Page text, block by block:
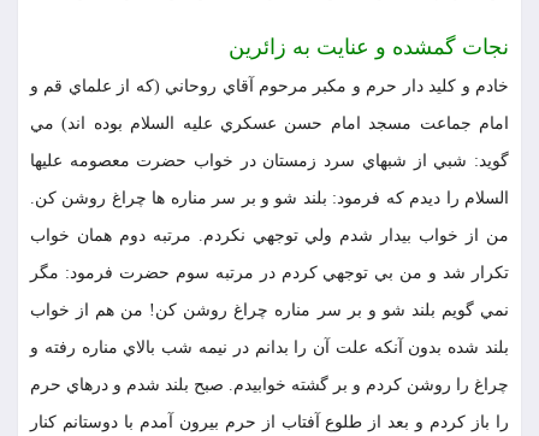
نجات گمشده و عنايت به زائرين
خادم و كليد دار حرم و مكبر مرحوم آقاي روحاني (كه از علماي قم و
امام جماعت مسجد امام حسن عسكري عليه السلام بوده اند) مي
گويد: شبي از شبهاي سرد زمستان در خواب حضرت معصومه عليها
السلام را ديدم كه فرمود: بلند شو و بر سر مناره ها چراغ روشن كن.
من از خواب بيدار شدم ولي توجهي نكردم. مرتبه دوم همان خواب
تكرار شد و من بي توجهي كردم در مرتبه سوم حضرت فرمود: مگر
نمي گويم بلند شو و بر سر مناره چراغ روشن كن! من هم از خواب
بلند شده بدون آنكه علت آن را بدانم در نيمه شب بالاي مناره رفته و
چراغ را روشن كردم و بر گشته خوابيدم. صبح بلند شدم و درهاي حرم
را باز كردم و بعد از طلوع آفتاب از حرم بيرون آمدم با دوستانم كنار